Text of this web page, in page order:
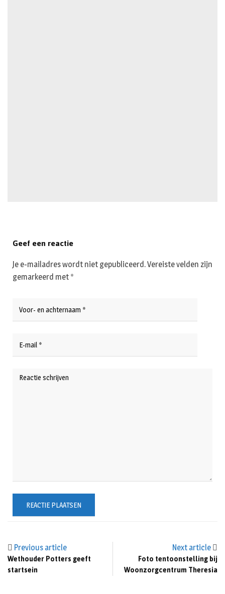
Previous article
Wethouder Potters geeft
startsein
Next article
Foto tentoonstelling bij
Woonzorgcentrum Theresia
Geef een reactie
Je e-mailadres wordt niet gepubliceerd.Vereiste velden zijn
gemarkeerd met *